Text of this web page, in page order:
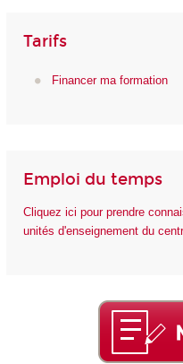
Tarifs
Financer ma formation
Emploi du temps
Cliquez ici pour prendre
unités d'enseignement du